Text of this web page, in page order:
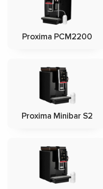
Proxima PCM2200
Proxima Minibar S2